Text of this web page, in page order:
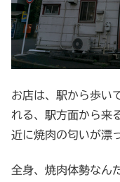
お店は、駅から歩い
れる、駅方面から来
近に焼肉の匂いが漂
全身、焼肉体勢なん